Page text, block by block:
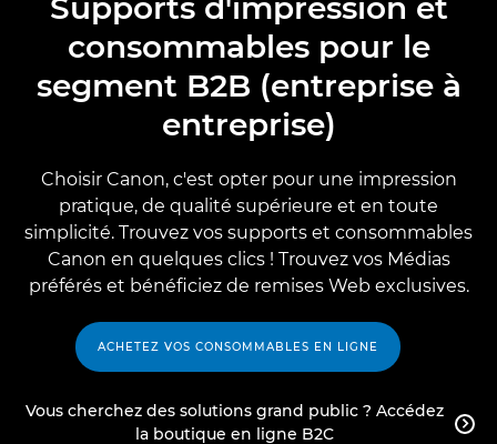
Supports d'impression et
consommables pour le
segment B2B (entreprise à
entreprise)
Choisir Canon, c'est opter pour une impression
pratique, de qualité supérieure et en toute
simplicité. Trouvez vos supports et consommables
Canon en quelques clics ! Trouvez vos Médias
préférés et bénéficiez de remises Web exclusives.
ACHETEZ VOS CONSOMMABLES EN LIGNE
Vous cherchez des solutions grand public ? Accédez
la boutique en ligne B2C
